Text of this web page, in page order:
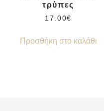
τρύπες
17.00€
Προσθήκη στο καλάθι